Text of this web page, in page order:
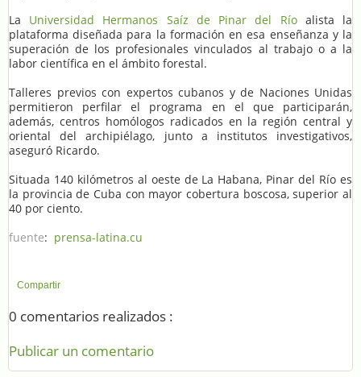
La Universidad Hermanos Saíz de Pinar del Ríoalista la
plataforma diseñada para la formación en esa enseñanza y la
superación de los profesionales vinculados al trabajo o a la
labor científica en el ámbito forestal.
Talleres previos con expertos cubanos y de Naciones Unidas
permitieron perfilar el programa en el que participarán,
además, centros homólogos radicados en la región central y
oriental del archipiélago, junto a institutos investigativos,
aseguró Ricardo.
Situada 140 kilómetros al oeste de La Habana, Pinar del Río es
la provincia de Cuba con mayor cobertura boscosa, superior al
40 por ciento.
fuente: prensa-latina.cu
Compartir
0 comentarios realizados :
Publicar un comentario